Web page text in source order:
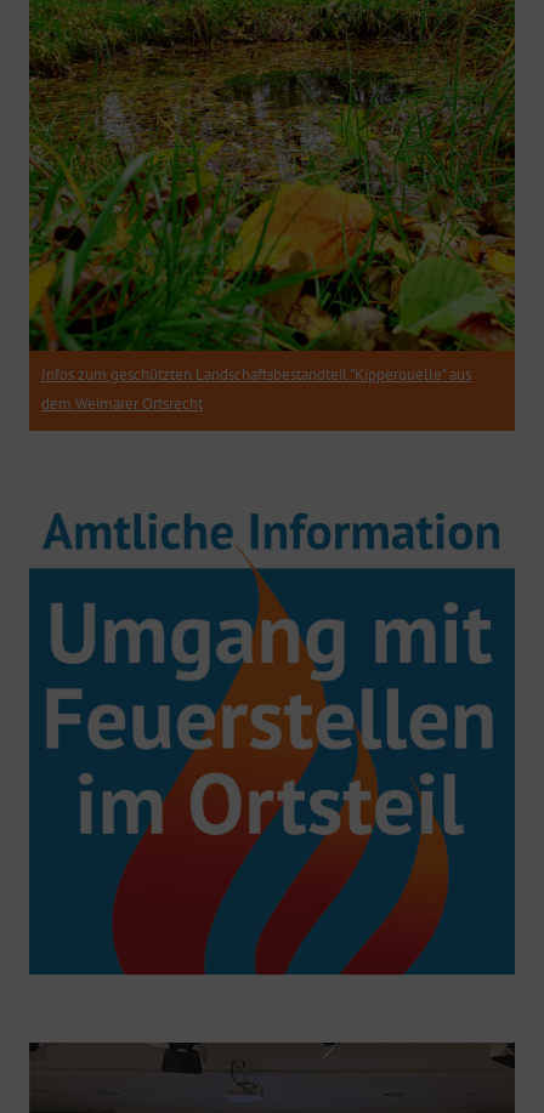
Infos zum geschützten Landschaftsbestandteil "Kipperquelle" aus
dem Weimarer Ortsrecht